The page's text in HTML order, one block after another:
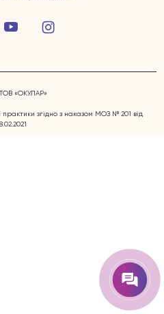
«ОКУЛАР»
згідно з наказом МОЗ № 201 від